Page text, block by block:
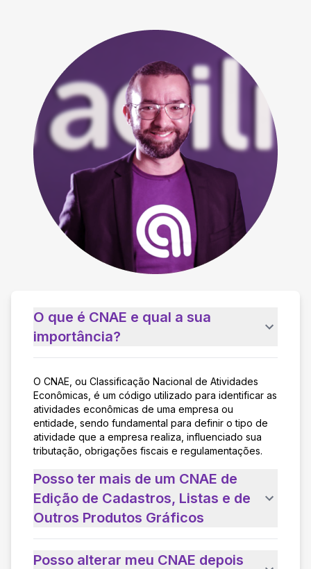
O que é CNAE e qual a sua
importância?
O CNAE, ou Classificação Nacional de Atividades
Econômicas, é um código utilizado para identificar as
atividades econômicas de uma empresa ou
entidade, sendo fundamental para definir o tipo de
atividade que a empresa realiza, influenciado sua
tributação, obrigações fiscais e regulamentações.
Posso ter mais de um CNAE de
Edição de Cadastros, Listas e de
Outros Produtos Gráficos
Posso alterar meu CNAE depois